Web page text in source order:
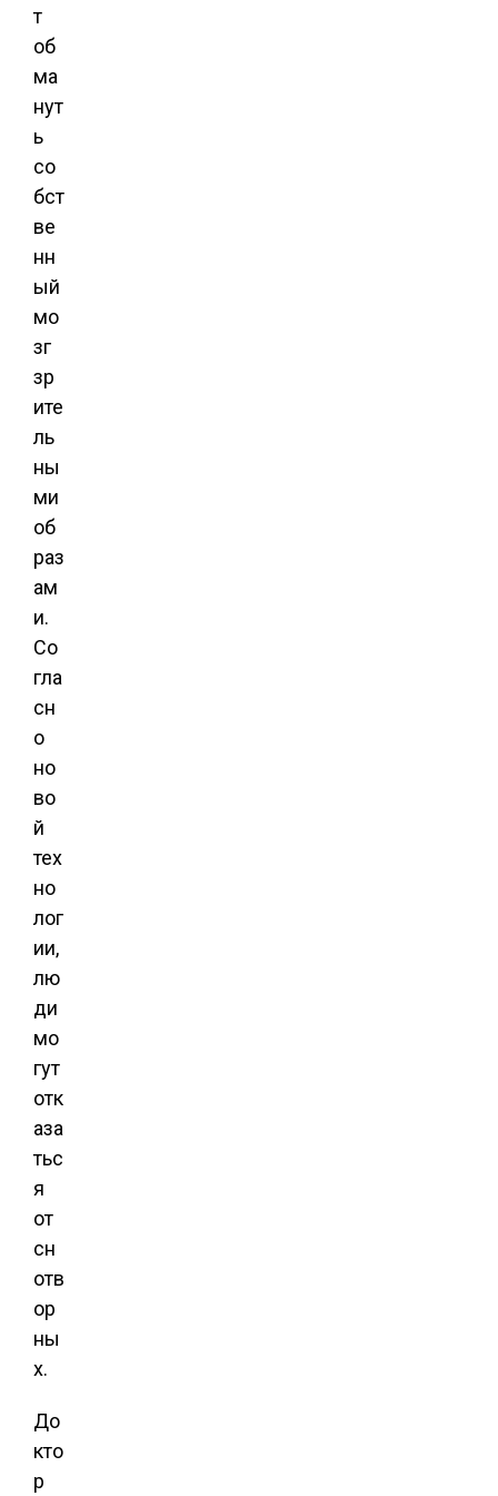
т
об
ма
нут
ь
со
бст
ве
нн
ый
мо
зг
зр
ите
ль
ны
ми
об
раз
ам
и.
Со
гла
сн
о
но
во
й
тех
но
лог
ии,
лю
ди
мо
гут
отк
аза
тьс
я
от
сн
отв
ор
ны
х.
До
кто
р